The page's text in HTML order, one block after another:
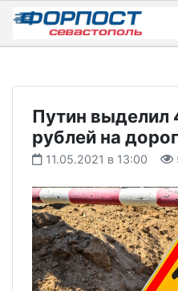
Skip
content
Путин выделил
рублей на
11.05.2021 в 13:00